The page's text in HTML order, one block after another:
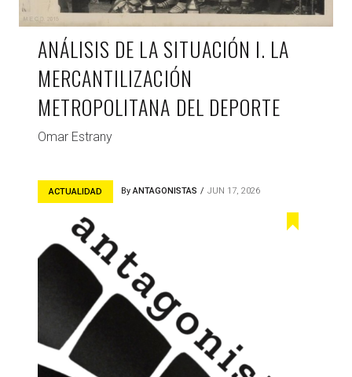
ANÁLISIS DE LA SITUACIÓN I. LA
MERCANTILIZACIÓN
METROPOLITANA DEL DEPORTE
Omar Estrany
ACTUALIDAD ByANTAGONISTAS JUN 17, 2026